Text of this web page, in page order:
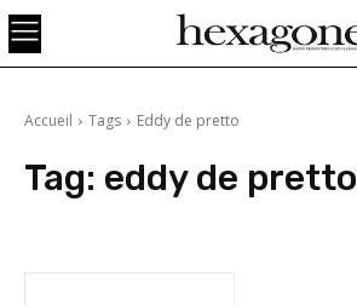
Accueil Tags Eddy de pretto
Tag: eddy de pretto